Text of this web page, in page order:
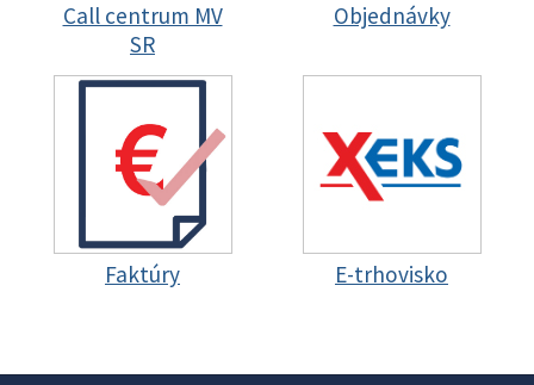
Call centrum MV
SR
Objednávky
Faktúry E-trhovisko